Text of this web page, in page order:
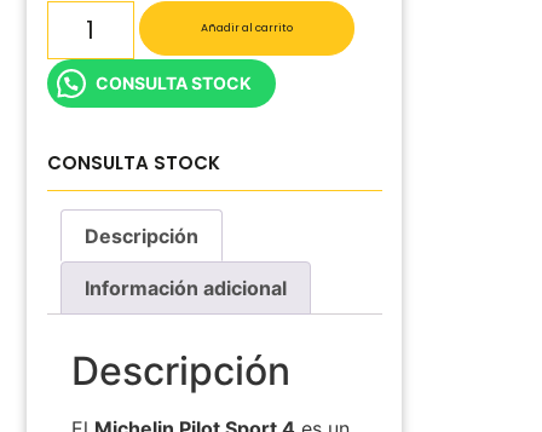
Añadir al carrito
CONSULTA STOCK
CONSULTA STOCK
Descripción
Información adicional
Descripción